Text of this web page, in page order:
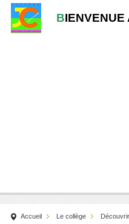
B
Accueil Le collège